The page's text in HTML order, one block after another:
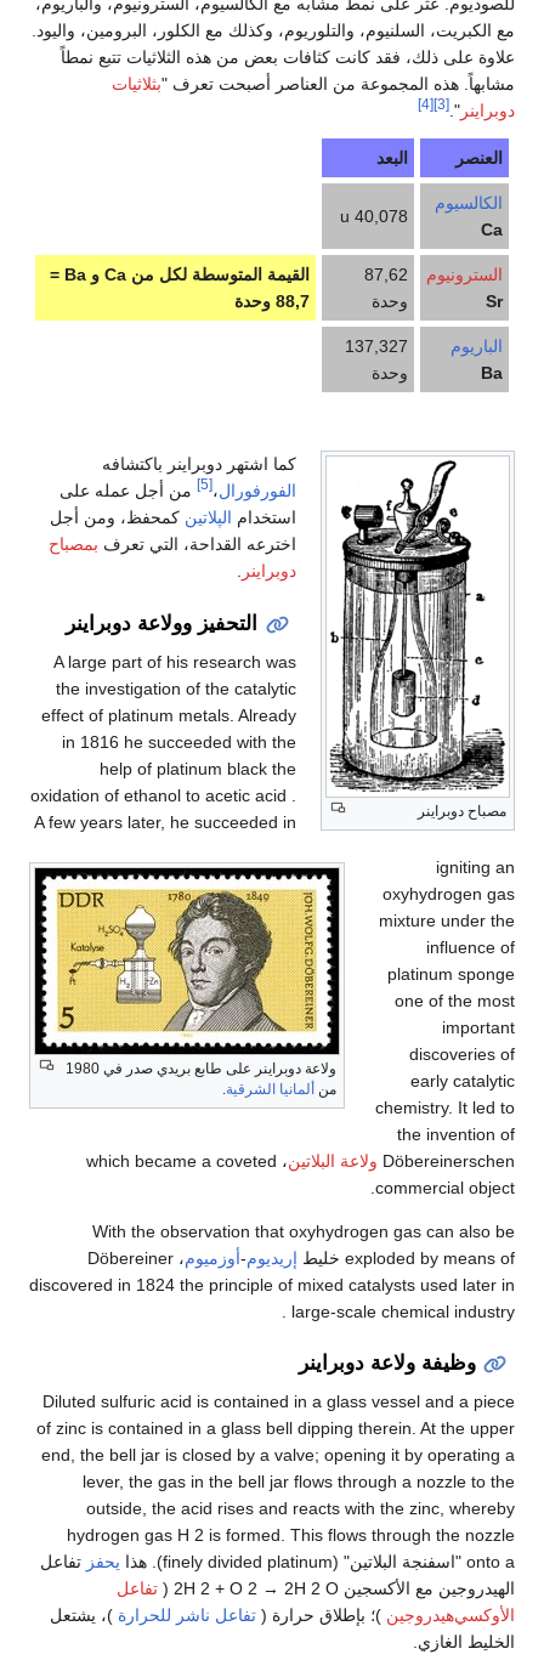
للصوديوم. عُثر على نمط مشابه مع الكالسيوم، السترونيوم، والباريوم،
مع الكبريت، السلنيوم، والتلوريوم، وكذلك مع الكلور، البرومين، واليود.
علاوة على ذلك، فقد كانت كثافات بعض من هذه الثلاثيات تتبع نمطاً
مشابهاً. هذه المجموعة من العناصر أصبحت تعرف "بثلاثيات
دوبراينر ".
[3]
[4]
العنصر البعد
الكالسيوم
Ca
40,078 u
السترونيوم
Sr
87,62
وحدة
القيمة المتوسطة لكل من Ca و Ba ‏=
88,7 وحدة
الباريوم
Ba
137,327
وحدة
مصباح دوبراينر
كما اشتهر دوبراينر باكتشافه
الفورفورال،[5]
من أجل عمله على
استخدام الپلاتين كمحفظ، ومن أجل
اخترعه القداحة، التي تعرف بمصباح
دوبراينر .
التحفيز وولاعة دوبراينر
ولاعة دوبراينر على طابع بريدي صدر في 1980
من ألمانيا الشرقية
A large part of his research was
the investigation of the catalytic
effect of platinum metals. Already
in 1816 he succeeded with the
help of platinum black the
oxidation of ethanol to acetic acid .
A few years later, he succeeded in
igniting an
oxyhydrogen gas
mixture under the
influence of
platinum sponge
one of the most
important
discoveries of
early catalytic
chemistry. It led to
the invention of
Döbereinerschen ولاعة البلاتين
، which became a coveted
commercial object.
With the observation that oxyhydrogen gas can also be
exploded by means of خليط
إريديوم-أوزميوم
، Döbereiner
discovered in 1824 the principle of mixed catalysts used later in
large-scale chemical industry .
وظيفة ولاعة دوبراينر
Diluted sulfuric acid is contained in a glass vessel and a piece
of zinc is contained in a glass bell dipping therein. At the upper
end, the bell jar is closed by a valve; opening it by operating a
lever, the gas in the bell jar flows through a nozzle to the
outside, the acid rises and reacts with the zinc, whereby
hydrogen gas H 2 is formed. This flows through the nozzle
onto a "اسفنجة البلاتين" (finely divided platinum). هذا
يحفز تفاعل
الهيدروجين مع الأكسجين 2H 2 + O 2 → 2H 2 O (
تفاعل
الأوكسي‌هيدروجين )؛ بإطلاق حرارة ( تفاعل ناشر للحرارة )، يشتعل
الخليط الغازي.